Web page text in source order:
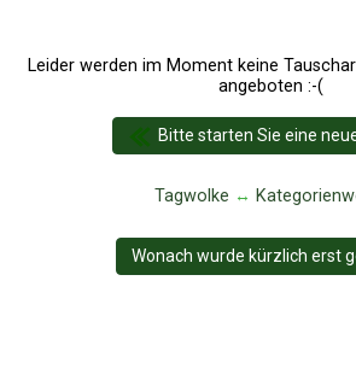
Leider werden im Moment keine
angeboten :-(
Bitte starten Sie eine
Tagwolke ↔
Wonach wurde kürzlich erst